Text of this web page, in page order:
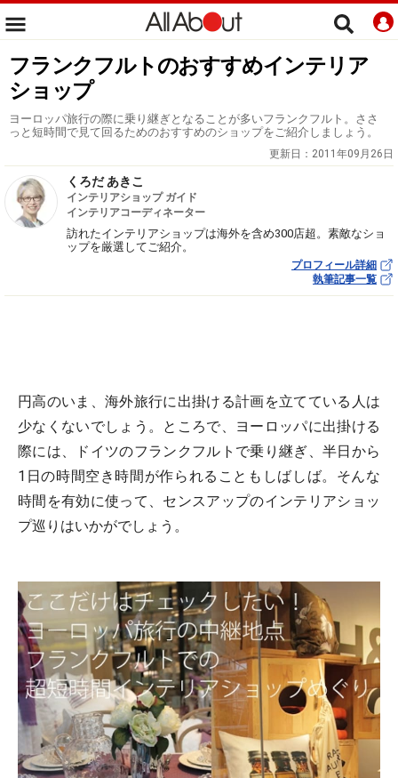
フランクフルトのおすすめインテリア
ショップ
ヨーロッパ旅行の際に乗り継ぎとなることが多いフランクフルト。ささ
っと短時間で見て回るためのおすすめのショップをご紹介しましょう。
更新日： 2011年09月26日
くろだ あきこ
インテリアショップ ガイド
インテリアコーディネーター
訪れたインテリアショップは海外を含め300店超。素敵なショ
ップを厳選してご紹介。
プロフィール詳細
執筆記事一覧
円高のいま、海外旅行に出掛ける計画を立てている人は
少なくないでしょう。ところで、ヨーロッパに出掛ける
際には、ドイツのフランクフルトで乗り継ぎ、半日から
1日の時間空き時間が作られることもしばしば。そんな
時間を有効に使って、センスアップのインテリアショッ
プ巡りはいかがでしょう。